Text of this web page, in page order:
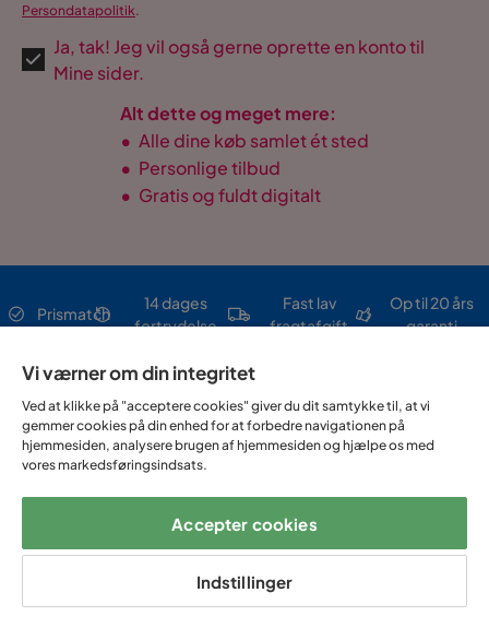
Persondatapolitik.
Ja, tak! Jeg vil også gerne oprette en konto til
Mine sider.
Alt dette og meget mere:
• Alle dine køb samlet ét sted
• Personlige tilbud
• Gratis og fuldt digitalt
Prismatch
14 dages
fortrydelse
Fast lav
fragtafgift
Op til 20 års
garanti
Hjælp & kontakt
Sortiment & tilbud
Vi findes i flere forskellige lande
Vi værner om din integritet
Ved at klikke på "acceptere cookies" giver du dit samtykke til, at vi
gemmer cookies på din enhed for at forbedre navigationen på
hjemmesiden, analysere brugen af hjemmesiden og hjælpe os med
vores markedsføringsindsats.
Accepter cookies
Indstillinger